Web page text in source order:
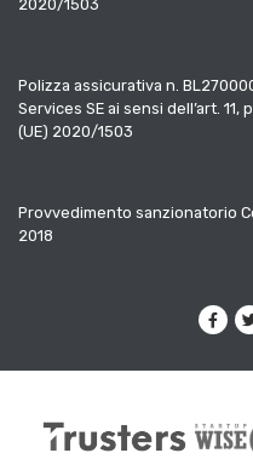
2020/1503
Polizza assicurativa n.
Services SE ai sensi dell’art.
(UE) 2020/1503
Provvedimento sanzionatorio
2018